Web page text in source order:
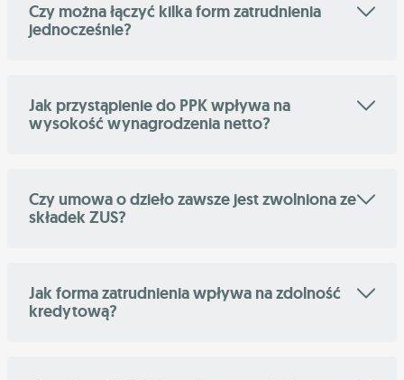
Czy można łączyć kilka form zatrudnienia
jednocześnie?
Jak przystąpienie do PPK wpływa na
wysokość wynagrodzenia netto?
Czy umowa o dzieło zawsze jest zwolniona ze
składek ZUS?
Jak forma zatrudnienia wpływa na zdolność
kredytową?